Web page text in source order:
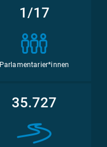
1/17
Parlamentarier*innen
35.727